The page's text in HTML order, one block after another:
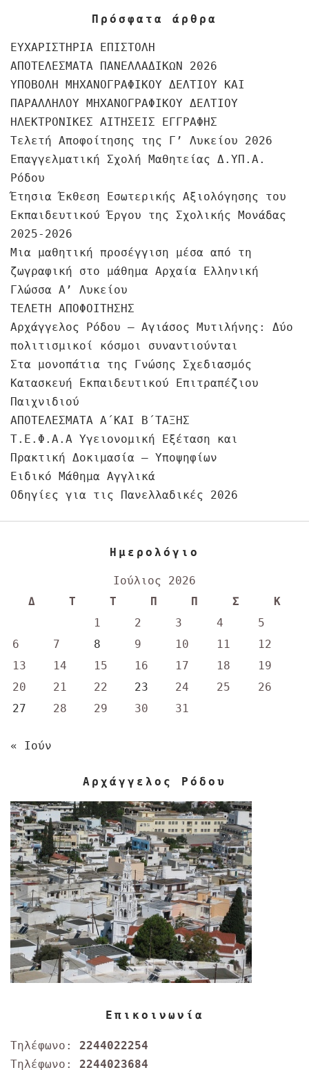
Πρόσφατα άρθρα
ΕΥΧΑΡΙΣΤΗΡΙΑ ΕΠΙΣΤΟΛΗ
ΑΠΟΤΕΛΕΣΜΑΤΑ ΠΑΝΕΛΛΑΔΙΚΩΝ 2026
ΥΠΟΒΟΛΗ ΜΗΧΑΝΟΓΡΑΦΙΚΟΥ ΔΕΛΤΙΟΥ ΚΑΙ
ΠΑΡΑΛΛΗΛΟΥ ΜΗΧΑΝΟΓΡΑΦΙΚΟΥ ΔΕΛΤΙΟΥ
ΗΛΕΚΤΡΟΝΙΚΕΣ ΑΙΤΗΣΕΙΣ ΕΓΓΡΑΦΗΣ
Τελετή Αποφοίτησης της Γ’ Λυκείου 2026
Επαγγελματική Σχολή Μαθητείας Δ.ΥΠ.Α.
Ρόδου
Έτησια Έκθεση Εσωτερικής Αξιολόγησης του
Εκπαιδευτικού Έργου της Σχολικής Μονάδας
2025-2026
Μια μαθητική προσέγγιση μέσα από τη
ζωγραφική στο μάθημα Αρχαία Ελληνική
Γλώσσα Α’ Λυκείου
ΤΕΛΕΤΗ ΑΠΟΦΟΙΤΗΣΗΣ
Αρχάγγελος Ρόδου – Αγιάσος Μυτιλήνης: Δύο
πολιτισμικοί κόσμοι συναντιούνται
Στα μονοπάτια της Γνώσης Σχεδιασμός
Κατασκευή Εκπαιδευτικού Επιτραπέζιου
Παιχνιδιού
ΑΠΟΤΕΛΕΣΜΑΤΑ Α΄ΚΑΙ Β΄ΤΑΞΗΣ
Τ.Ε.Φ.Α.Α Υγειονομική Εξέταση και
Πρακτική Δοκιμασία – Υποψηφίων
Ειδικό Μάθημα Αγγλικά
Οδηγίες για τις Πανελλαδικές 2026
Ημερολόγιο
Ιούλιος 2026
Δ
Τ Τ Π Π Σ
Κ
1
2 3 4
5
6
7 8 9 10 11
12
13
14 15 16 17 18
19
20
21 22 23 24 25
26
27
28 29 30 31
« Ιούν
Αρχάγγελος Ρόδου
Επικοινωνία
Τηλέφωνο: 2244022254
Τηλέφωνο: 2244023684